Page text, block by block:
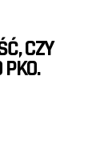
CZY